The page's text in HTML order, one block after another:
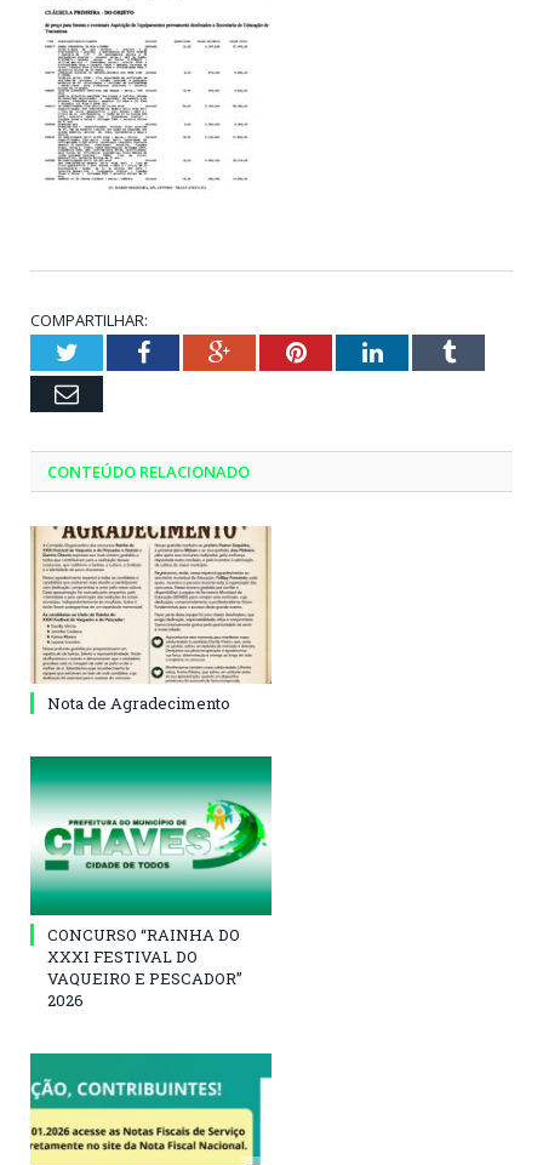
COMPARTILHAR:
TwitterFacebookGoogle+PinterestLinkedInTumblr
Email
CONTEÚDO RELACIONADO
Nota de Agradecimento
CONCURSO “RAINHA DO
XXXI FESTIVAL DO
VAQUEIRO E PESCADOR”
2026